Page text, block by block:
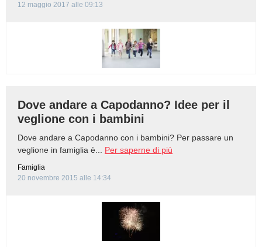
12 maggio 2017 alle 09:13
Dove andare a Capodanno? Idee per il
veglione con i bambini
Dove andare a Capodanno con i bambini? Per passare un
veglione in famiglia è... Per saperne di più
Famiglia
20 novembre 2015 alle 14:34